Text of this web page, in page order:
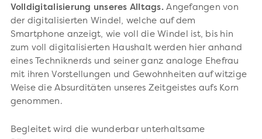
Volldigitalisierung unseres Alltags. Angefangen von
der digitalisierten Windel, welche auf dem
Smartphone anzeigt, wie voll die Windel ist, bis hin
zum voll digitalisierten Haushalt werden hier anhand
eines Techniknerds und seiner ganz analoge Ehefrau
mit ihren Vorstellungen und Gewohnheiten auf witzige
Weise die Absurditäten unseres Zeitgeistes aufs Korn
genommen.
Begleitet wird die wunderbar unterhaltsame